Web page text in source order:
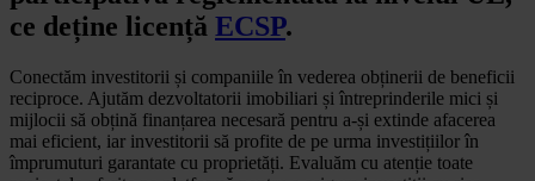
ce deține licență ECSP.
Conectăm investitorii și companiile în vederea obținerii de beneficii
reciproce. Ajutăm dezvoltatorii imobiliari și întreprinderile mici și
mijlocii să obțină finanțarea necesară pentru a-și extinde afacerea
mai eficient, iar investitorii să profite de pe urma investițiilor în
împrumuturi garantate cu proprietăți. Evaluăm cu atenție toate